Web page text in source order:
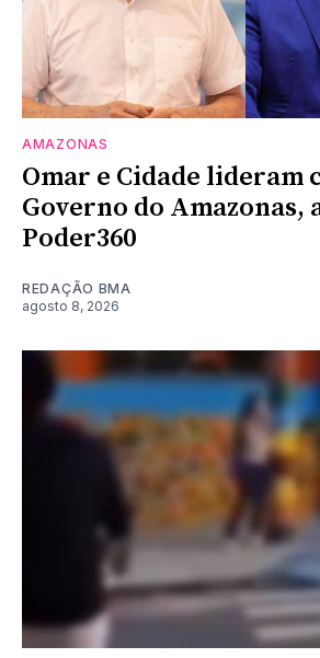
AMAZONAS
Omar e Cidade lideram
Governo do Amazonas,
Poder360
REDAÇÃO BMA
agosto 8, 2026